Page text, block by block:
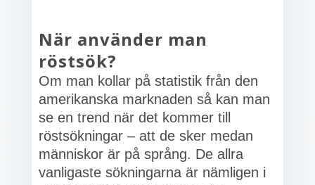
När använder man
röstsök?
Om man kollar på statistik från den
amerikanska marknaden så kan man
se en trend när det kommer till
röstsökningar – att de sker medan
människor är på språng. De allra
vanligaste sökningarna är nämligen i